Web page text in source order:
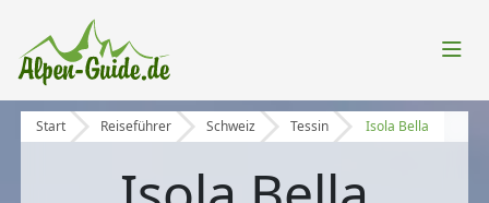
Start Reiseführer Schweiz Tessin Isola Bella